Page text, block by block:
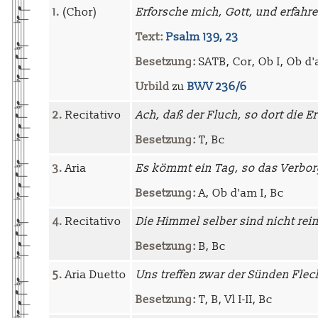
1. (Chor)
Erforsche mich, Gott, und
Text: Psalm 139, 23
Besetzung: SATB, Cor, Ob I, Ob
Urbild zu BWV 236/6
2. Recitativo
Ach, daß der Fluch, so dort die
Besetzung: T, Bc
3.Aria
Es kömmt ein Tag, so das
Besetzung:A, Ob d'am I, Bc
4. Recitativo
Die Himmel selber sind nicht rein
Besetzung: B, Bc
5.Aria Duetto
Uns treffen zwar der Sünden
Besetzung: T, B, Vl I-II, Bc